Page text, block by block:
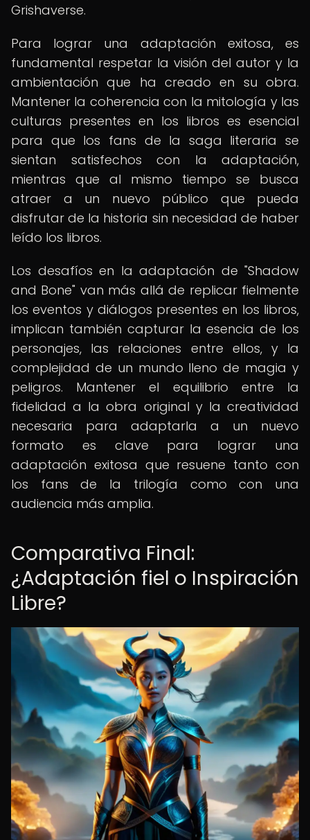
Grishaverse.
Para lograr una adaptación exitosa, es
fundamental respetar la visión del autor y la
ambientación que ha creado en su obra.
Mantener la coherencia con la mitología y las
culturas presentes en los libros es esencial
para que los fans de la saga literaria se
sientan satisfechos con la adaptación,
mientras que al mismo tiempo se busca
atraer a un nuevo público que pueda
disfrutar de la historia sin necesidad de haber
leído los libros.
Los desafíos en la adaptación de "Shadow
and Bone" van más allá de replicar fielmente
los eventos y diálogos presentes en los libros,
implican también capturar la esencia de los
personajes, las relaciones entre ellos, y la
complejidad de un mundo lleno de magia y
peligros. Mantener el equilibrio entre la
fidelidad a la obra original y la creatividad
necesaria para adaptarla a un nuevo
formato es clave para lograr una
adaptación exitosa que resuene tanto con
los fans de la trilogía como con una
audiencia más amplia.
Comparativa Final:
¿Adaptación fiel o Inspiración
Libre?